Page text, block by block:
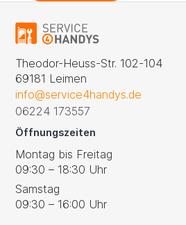
Theodor-Heuss-Str. 102-104
69181 Leimen
info@service4handys.de
06224 173557
Öffnungszeiten
Montag bis Freitag
09:30 – 18:30 Uhr
Samstag
09:30 – 16:00 Uhr